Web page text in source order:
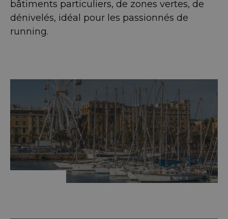
bâtiments particuliers, de zones vertes, de
dénivelés, idéal pour les passionnés de
running.